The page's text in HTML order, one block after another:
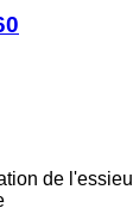
de l'essieu